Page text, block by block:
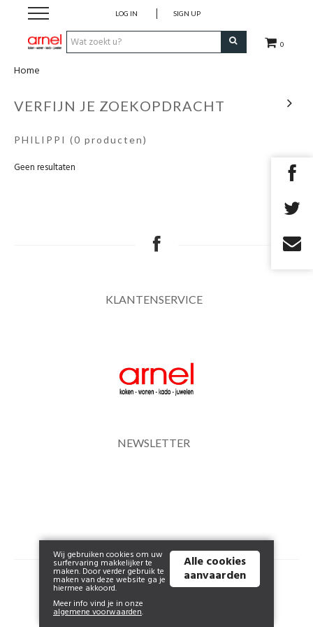
0
LOG IN SIGN UP
Koken
Tafel
Home
VERFIJN JE ZOEKOPDRACHT
PHILIPPI (0 producten)
Geen resultaten
KLANTENSERVICE
NEWSLETTER
© 2026 www.arnel.be | Powered byTilroy.
Wij gebruiken cookies om uw
surfervaring makkelijker te
maken. Door verder gebruik te
maken van deze website ga je
hiermee akkoord.
Meer info vind je in onze
algemene voorwaarden.
Alle cookies
aanvaarden